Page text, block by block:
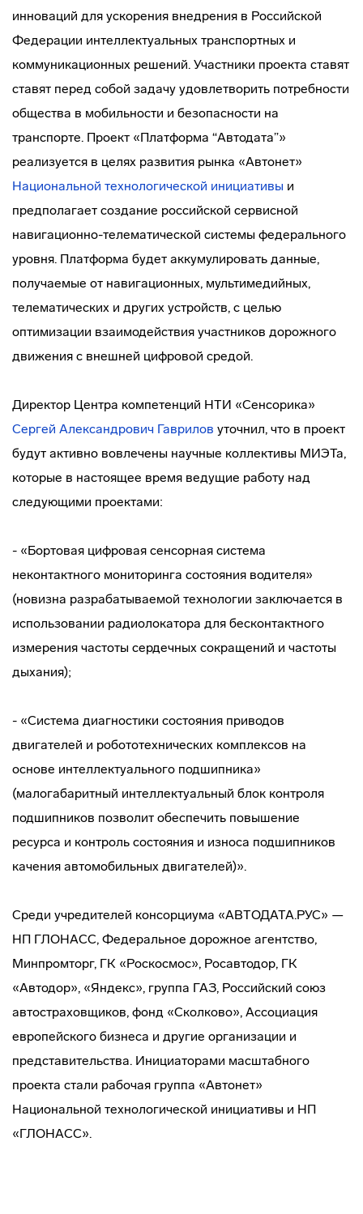
инноваций для ускорения внедрения в Российской
Федерации интеллектуальных транспортных и
коммуникационных решений. Участники проекта ставят
ставят перед собой задачу удовлетворить потребности
общества в мобильности и безопасности на
транспорте. Проект «Платформа “Автодата”»
реализуется в целях развития рынка «Автонет»
Национальной технологической инициативы и
предполагает создание российской сервисной
навигационно-телематической системы федерального
уровня. Платформа будет аккумулировать данные,
получаемые от навигационных, мультимедийных,
телематических и других устройств, с целью
оптимизации взаимодействия участников дорожного
движения с внешней цифровой средой.
Директор Центра компетенций НТИ «Сенсорика»
Сергей Александрович Гаврилов уточнил, что в проект
будут активно вовлечены научные коллективы МИЭТа,
которые в настоящее время ведущие работу над
следующими проектами:
- «Бортовая цифровая сенсорная система
неконтактного мониторинга состояния водителя»
(новизна разрабатываемой технологии заключается в
использовании радиолокатора для бесконтактного
измерения частоты сердечных сокращений и частоты
дыхания);
- «Система диагностики состояния приводов
двигателей и робототехнических комплексов на
основе интеллектуального подшипника»
(малогабаритный интеллектуальный блок контроля
подшипников позволит обеспечить повышение
ресурса и контроль состояния и износа подшипников
качения автомобильных двигателей)».
Среди учредителей консорциума «АВТОДАТА.РУС» —
НП ГЛОНАСС, Федеральное дорожное агентство,
Минпромторг, ГК «Роскосмос», Росавтодор, ГК
«Автодор», «Яндекс», группа ГАЗ, Российский союз
автостраховщиков, фонд «Сколково», Ассоциация
европейского бизнеса и другие организации и
представительства. Инициаторами масштабного
проекта стали рабочая группа «Автонет»
Национальной технологической инициативы и НП
«ГЛОНАСС».